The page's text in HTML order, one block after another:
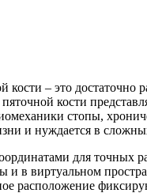
кости – это
кости
стопы,
и нуждается в
для точных
и в виртуальном
расположение